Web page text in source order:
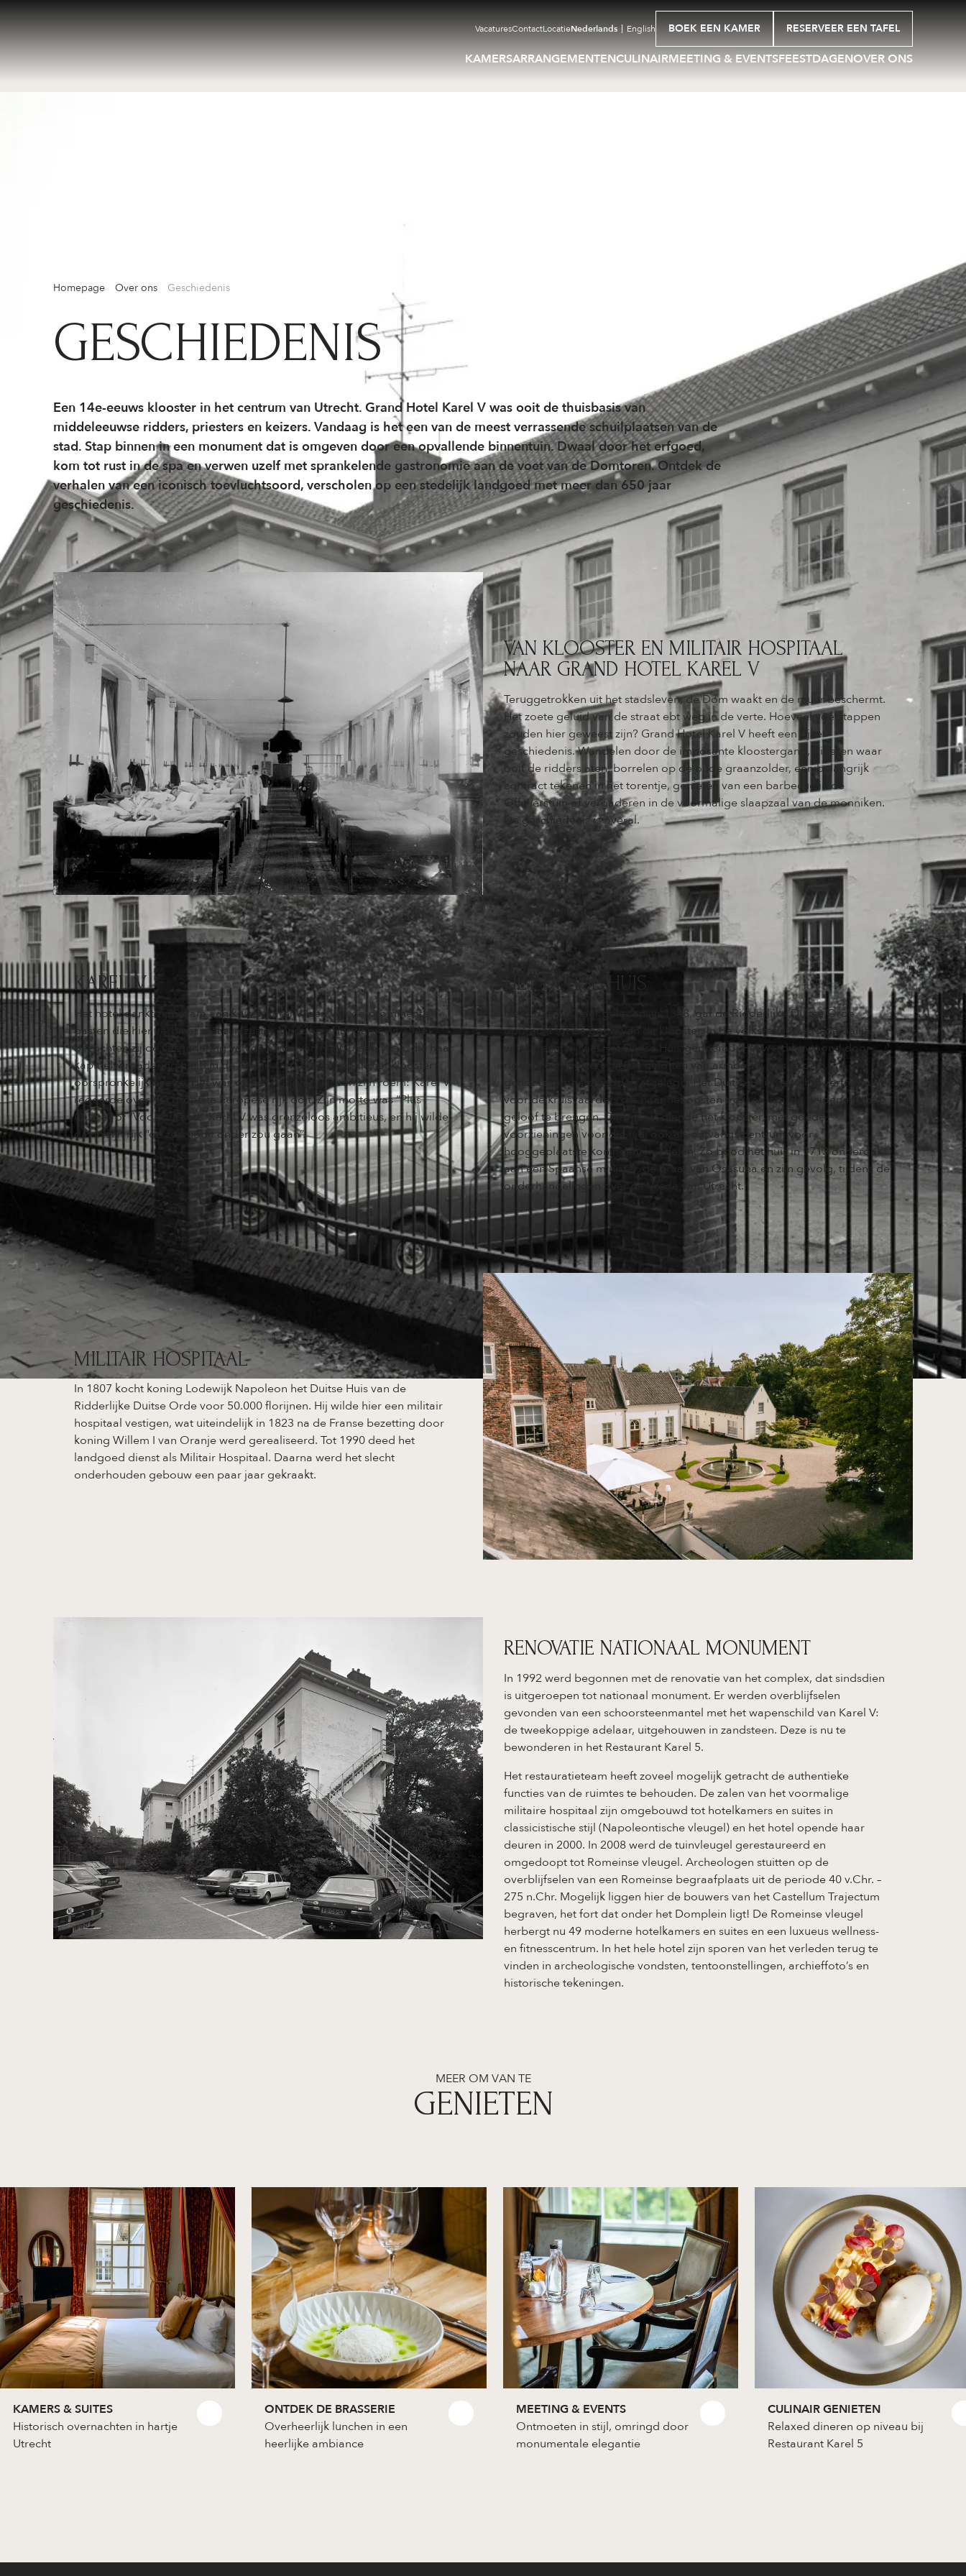
KAMERSARRANGEMENTENCULINAIRMEETING & EVENTSFEESTDAGENOVER ONS
VacaturesContactLocatieNederlands English BOEK EEN KAMER RESERVEER EEN TAFEL
Homepage Over ons Geschiedenis
GESCHIEDENIS
Een 14e-eeuws klooster in het centrum van Utrecht. Grand Hotel Karel V was ooit de thuisbasis van
middeleeuwse ridders, priesters en keizers. Vandaag is het een van de meest verrassende schuilplaatsen van de
stad. Stap binnen in een monument dat is omgeven door een opvallende binnentuin. Dwaal door het erfgoed,
kom tot rust in de spa en verwen uzelf met sprankelende gastronomie aan de voet van de Domtoren. Ontdek de
verhalen van een iconisch toevluchtsoord, verscholen op een stedelijk landgoed met meer dan 650 jaar
geschiedenis.
VAN KLOOSTER EN MILITAIR HOSPITAAL
NAAR GRAND HOTEL KAREL V
Teruggetrokken uit het stadsleven, de Dom waakt en de muur beschermt.
Het zoete geluid van de straat ebt weg in de verte. Hoeveel voetstappen
zouden hier geweest zijn? Grand Hotel Karel V heeft een rijke
geschiedenis. Wandelen door de imposante kloostergang, dineren waar
ooit de ridders aten, borrelen op de oude graanzolder, een belangrijk
contract tekenen in het torentje, genieten van een barbecue in de
Officierstuin of vergaderen in de voormalige slaapzaal van de monniken.
De geschiedenis is overal.
KAREL V
Het hotel dankt zijn naam aan keizer Karel V, een van de prominente
gasten die hier verbleef met zijn zuster Maria van Hongarije. In 1546
bezochten zij de vergadering van de Orde van het Gulden Vlies, die haar
kapittelvergadering hield in de “Balije van Utrecht”, zoals het klooster
oorspronkelijk heette. Het was op het hoogtepunt van zijn roem: Karel V
regeerde over het grootste Europese rijk ooit. Zijn motto was “Plus
Oultre” of “Voortdurend”. Karel V was grenzeloos ambitieus, en hij wilde
dat in zijn rijk “de zon nooit onder zou gaan”.
HET DUITSE HUIS
Meer dan 670 jaar geleden, in 1348, gaf de Ridderlijke Duitse Orde
opdracht tot de bouw van dit klooster. In de volksmond werd de Balije
van Utrecht al snel Het Duitse Huis genoemd. Het werd bewoond door
ridders en priesters die de geloften van armoede, kuisheid en
gehoorzaamheid hadden afgelegd. Het Duitse Huis werd het vertrekpunt
voor de kruisvaarders die naar het oosten trokken om ‘de heidenen’ tot
geloof te brengen. Daarnaast diende het klooster, met goede
voorzieningen voor die tijd, ook als ontvangstcentrum voor
hooggeplaatste koningen en edelen. Zo bood het huis in 1713 onderdak
aan een Spaanse minister, de graaf van Osasuna en zijn gevolg, tijdens de
onderhandelingen over de Vrede van Utrecht.
MILITAIR HOSPITAAL
In 1807 kocht koning Lodewijk Napoleon het Duitse Huis van de
Ridderlijke Duitse Orde voor 50.000 florijnen. Hij wilde hier een militair
hospitaal vestigen, wat uiteindelijk in 1823 na de Franse bezetting door
koning Willem I van Oranje werd gerealiseerd. Tot 1990 deed het
landgoed dienst als Militair Hospitaal. Daarna werd het slecht
onderhouden gebouw een paar jaar gekraakt.
RENOVATIE NATIONAAL MONUMENT
In 1992 werd begonnen met de renovatie van het complex, dat sindsdien
is uitgeroepen tot nationaal monument. Er werden overblijfselen
gevonden van een schoorsteenmantel met het wapenschild van Karel V:
de tweekoppige adelaar, uitgehouwen in zandsteen. Deze is nu te
bewonderen in het Restaurant Karel 5.
Het restauratieteam heeft zoveel mogelijk getracht de authentieke
functies van de ruimtes te behouden. De zalen van het voormalige
militaire hospitaal zijn omgebouwd tot hotelkamers en suites in
classicistische stijl (Napoleontische vleugel) en het hotel opende haar
deuren in 2000. In 2008 werd de tuinvleugel gerestaureerd en
omgedoopt tot Romeinse vleugel. Archeologen stuitten op de
overblijfselen van een Romeinse begraafplaats uit de periode 40 v.Chr. –
275 n.Chr. Mogelijk liggen hier de bouwers van het Castellum Trajectum
begraven, het fort dat onder het Domplein ligt! De Romeinse vleugel
herbergt nu 49 moderne hotelkamers en suites en een luxueus wellness-
en fitnesscentrum. In het hele hotel zijn sporen van het verleden terug te
vinden in archeologische vondsten, tentoonstellingen, archieffoto’s en
historische tekeningen.
MEER OM VAN TE
GENIETEN
KAMERS & SUITES
Historisch overnachten in hartje
Utrecht
ONTDEK DE BRASSERIE
Overheerlijk lunchen in een
heerlijke ambiance
MEETING & EVENTS
Ontmoeten in stijl, omringd door
monumentale elegantie
CULINAIR GENIETEN
Relaxed dineren op niveau bij
Restaurant Karel 5